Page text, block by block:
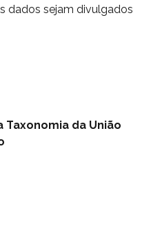
dados sejam divulgados
da União